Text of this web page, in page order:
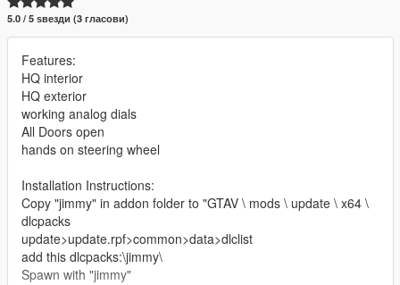
5.0 / 5 ѕвезди (3 гласови)
Features:
HQ interior
HQ exterior
working analog dials
All Doors open
hands on steering wheel
Installation Instructions:
Copy "jimmy" in addon folder to "GTAV \ mods \ update \ x64 \
dlcpacks
update>update.rpf>common>data>dlclist
add this dlcpacks:\jimmy\
Spawn with "jimmy"